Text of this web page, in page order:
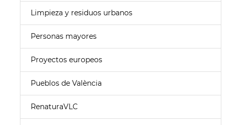
Limpieza y residuos urbanos
Personas mayores
Proyectos europeos
Pueblos de València
RenaturaVLC